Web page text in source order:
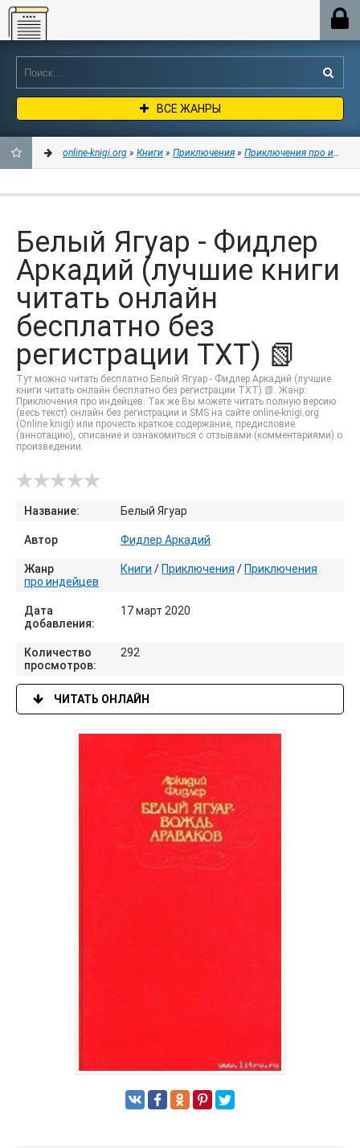
Online-knigi.org
ВСЕ ЖАНРЫ
ЗАКЛАДКИ
online-knigi.org » Книги » Приключения » Приключения про
Белый Ягуар - Фидлер
Аркадий (лучшие книги
читать онлайн
бесплатно без
регистрации TXT) 📗
Тут можно читать бесплатно Белый Ягуар - Фидлер Аркадий (лучшие
книги читать онлайн бесплатно без регистрации TXT) 📗. Жанр:
Приключения про индейцев. Так же Вы можете читать полную версию
(весь текст) онлайн без регистрации и SMS на сайте online-knigi.org
(Online knigi) или прочесть краткое содержание, предисловие
(аннотацию), описание и ознакомиться с отзывами (комментариями) о
произведении.
Название: Белый Ягуар
Автор Фидлер Аркадий
Жанр Книги / Приключения / Приключения
про индейцев
Дата
добавления:
17 март 2020
Количество
просмотров:
292
ЧИТАТЬ ОНЛАЙН